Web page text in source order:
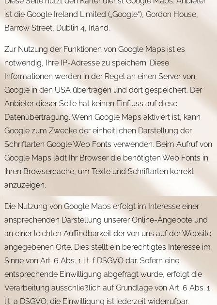
ist die Google Ireland Limited („Google“), Gordon House,
Barrow Street, Dublin 4, Irland.
Zur Nutzung der Funktionen von Google Maps ist es
notwendig, Ihre IP-Adresse zu speichern. Diese
Informationen werden in der Regel an einen Server von
Google in den USA übertragen und dort gespeichert. Der
Anbieter dieser Seite hat keinen Einfluss auf diese
Datenübertragung. Wenn Google Maps aktiviert ist, kann
Google zum Zwecke der einheitlichen Darstellung der
Schriftarten Google Web Fonts verwenden. Beim Aufruf von
Google Maps lädt Ihr Browser die benötigten Web Fonts in
ihren Browsercache, um Texte und Schriftarten korrekt
anzuzeigen.
Die Nutzung von Google Maps erfolgt im Interesse einer
ansprechenden Darstellung unserer Online-Angebote und
an einer leichten Auffindbarkeit der von uns auf der Website
angegebenen Orte. Dies stellt ein berechtigtes Interesse im
Sinne von Art. 6 Abs. 1 lit. f DSGVO dar. Sofern eine
entsprechende Einwilligung abgefragt wurde, erfolgt die
Verarbeitung ausschließlich auf Grundlage von Art. 6 Abs. 1
lit. a DSGVO; die Einwilligung ist jederzeit widerrufbar.